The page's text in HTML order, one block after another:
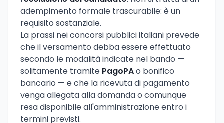
adempimento formale trascurabile: è un
requisito sostanziale.
La prassi nei concorsi pubblici italiani prevede
che il versamento debba essere effettuato
secondo le modalità indicate nel bando —
solitamente tramite PagoPAo bonifico
bancario — e che la ricevuta di pagamento
venga allegata alla domanda o comunque
resa disponibile all'amministrazione entro i
termini previsti.